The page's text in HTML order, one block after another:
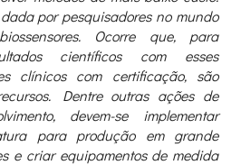
por pesquisadores no mundo
Ocorre que,para
científicos com esses
clínicos com certificação,são
Dentre outras ações de
devem-se implementar
para produção em grande
e criar equipamentos de medida